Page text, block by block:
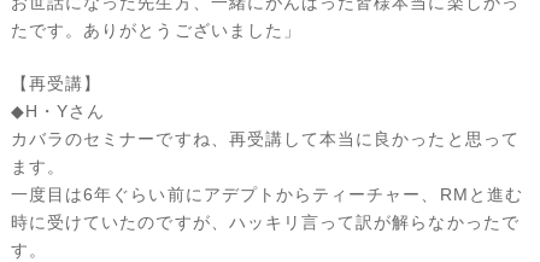
たです。ありがとうございました」
【再受講】
◆H・Yさん
カバラのセミナーですね、再受講して本当に良かったと思って
ます。
一度目は6年ぐらい前にアデプトからティーチャー、RMと進む
時に受けていたのですが、ハッキリ言って訳が解らなかったで
す。